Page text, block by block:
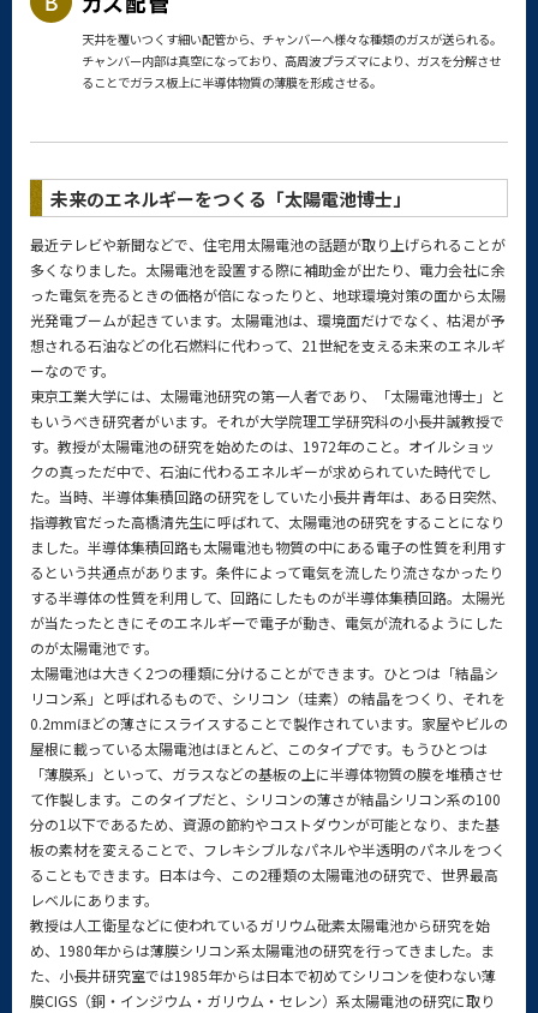
天井を覆いつくす細い配管から、チャンバーへ様々な種類のガスが送られる。
チャンバー内部は真空になっており、高周波プラズマにより、ガスを分解させ
ることでガラス板上に半導体物質の薄膜を形成させる。
未来のエネルギーをつくる「太陽電池博士」
最近テレビや新聞などで、住宅用太陽電池の話題が取り上げられることが
多くなりました。太陽電池を設置する際に補助金が出たり、電力会社に余
った電気を売るときの価格が倍になったりと、地球環境対策の面から太陽
光発電ブームが起きています。太陽電池は、環境面だけでなく、枯渇が予
想される石油などの化石燃料に代わって、21世紀を支える未来のエネルギ
ーなのです。
東京工業大学には、太陽電池研究の第一人者であり、「太陽電池博士」と
もいうべき研究者がいます。それが大学院理工学研究科の小長井誠教授で
す。教授が太陽電池の研究を始めたのは、1972年のこと。オイルショッ
クの真っただ中で、石油に代わるエネルギーが求められていた時代でし
た。当時、半導体集積回路の研究をしていた小長井青年は、ある日突然、
指導教官だった高橋清先生に呼ばれて、太陽電池の研究をすることになり
ました。半導体集積回路も太陽電池も物質の中にある電子の性質を利用す
るという共通点があります。条件によって電気を流したり流さなかったり
する半導体の性質を利用して、回路にしたものが半導体集積回路。太陽光
が当たったときにそのエネルギーで電子が動き、電気が流れるようにした
のが太陽電池です。
太陽電池は大きく2つの種類に分けることができます。ひとつは「結晶シ
リコン系」と呼ばれるもので、シリコン（珪素）の結晶をつくり、それを
0.2mmほどの薄さにスライスすることで製作されています。家屋やビルの
屋根に載っている太陽電池はほとんど、このタイプです。もうひとつは
「薄膜系」といって、ガラスなどの基板の上に半導体物質の膜を堆積させ
て作製します。このタイプだと、シリコンの薄さが結晶シリコン系の100
分の1以下であるため、資源の節約やコストダウンが可能となり、また基
板の素材を変えることで、フレキシブルなパネルや半透明のパネルをつく
ることもできます。日本は今、この2種類の太陽電池の研究で、世界最高
レベルにあります。
教授は人工衛星などに使われているガリウム砒素太陽電池から研究を始
め、1980年からは薄膜シリコン系太陽電池の研究を行ってきました。ま
た、小長井研究室では1985年からは日本で初めてシリコンを使わない薄
膜CIGS（銅・インジウム・ガリウム・セレン）系太陽電池の研究に取り